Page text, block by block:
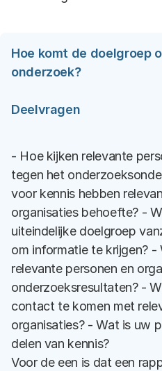
Hoe komt de doelgroep
onderzoek?
Deelvragen
- Hoe kijken relevante
tegen het
voor kennis hebben
organisaties behoefte? -
uiteindelijke doelgroep
om informatie te krijgen? -
relevante personen en
onderzoeksresultaten? -
contact te komen met
organisaties? - Wat is uw
delen van kennis?
Voor de een is dat een